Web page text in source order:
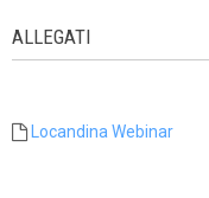
ALLEGATI
Locandina Webinar